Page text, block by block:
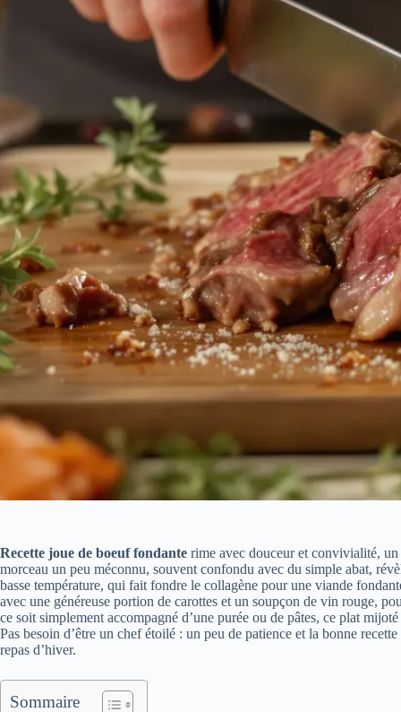
Recette joue de boeuf fondante rime avec douceur et convivialité,
morceau un peu méconnu, souvent confondu avec du simple abat,
basse température, qui fait fondre le collagène pour une viande
avec une généreuse portion de carottes et un soupçon de vin rouge,
ce soit simplement accompagné d’une purée ou de pâtes, ce plat
Pas besoin d’être un chef étoilé : un peu de patience et la bonne
repas d’hiver.
Sommaire